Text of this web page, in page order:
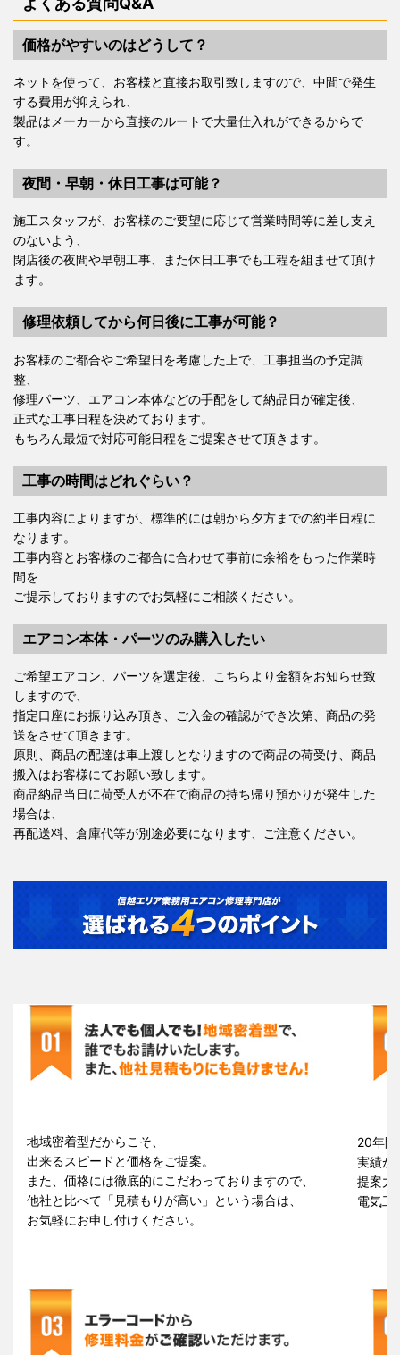
価格がやすいのはどうして？
ネットを使って、お客様と直接お取引致しますので、中間で発生
する費用が抑えられ、
製品はメーカーから直接のルートで大量仕入れができるからで
す。
夜間・早朝・休日工事は可能？
施工スタッフが、お客様のご要望に応じて営業時間等に差し支え
のないよう、
閉店後の夜間や早朝工事、また休日工事でも工程を組ませて頂け
ます。
修理依頼してから何日後に工事が可能？
お客様のご都合やご希望日を考慮した上で、工事担当の予定調
整、
修理パーツ、エアコン本体などの手配をして納品日が確定後、
正式な工事日程を決めております。
もちろん最短で対応可能日程をご提案させて頂きます。
工事の時間はどれぐらい？
工事内容によりますが、標準的には朝から夕方までの約半日程に
なります。
工事内容とお客様のご都合に合わせて事前に余裕をもった作業時
間を
ご提示しておりますのでお気軽にご相談ください。
エアコン本体・パーツのみ購入したい
ご希望エアコン、パーツを選定後、こちらより金額をお知らせ致
しますので、
指定口座にお振り込み頂き、ご入金の確認ができ次第、商品の発
送をさせて頂きます。
原則、商品の配達は車上渡しとなりますので商品の荷受け、商品
搬入はお客様にてお願い致します。
商品納品当日に荷受人が不在で商品の持ち帰り預かりが発生した
場合は、
再配送料、倉庫代等が別途必要になります、ご注意ください。
地域密着型だからこそ、
出来るスピードと価格をご提案。
また、価格には徹底的にこだわっておりますので、
他社と比べて「見積もりが高い」という場合は、
お気軽にお申し付けください。
20年
実績が
提案力
電気工